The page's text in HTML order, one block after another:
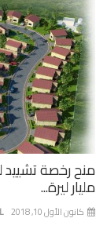
ليرة...
WAEL الأول 10, 2018